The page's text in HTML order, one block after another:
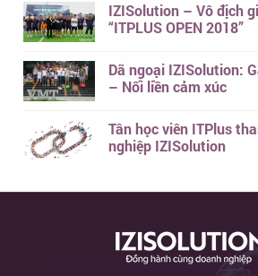
IZISolution – Vô địch
“ITPLUS OPEN 2018”
Dã ngoại IZISolution:
– Nối liền cảm xúc
Tân học viên ITPlus
nghiệp IZISolution